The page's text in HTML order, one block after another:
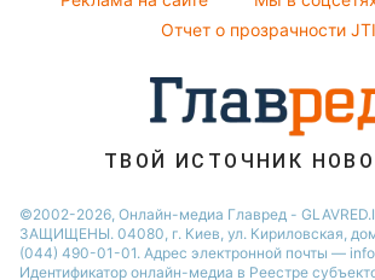
Елена ЗеленскаяОтчет о прозрачности JTI
ТВОЙ ИСТОЧНИК
©2002-2026, Онлайн-медиа Главред -
ЗАЩИЩЕНЫ. 04080, г. Киев, ул. Кириловская,
(044) 490-01-01. Адрес электронной почты —
Идентификатор онлайн-медиа в Реестре